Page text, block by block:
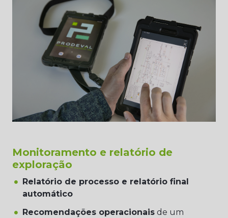
Monitoramento e relatório de
exploração
Relatório de processo e relatório final
automático
Recomendações operacionais de um